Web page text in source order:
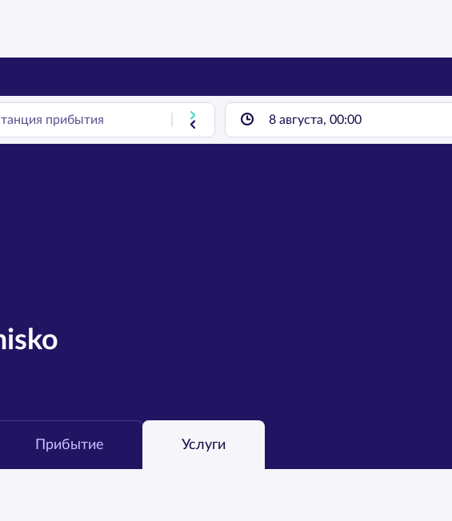
8 августа, 00:00
Прибытие Услуги